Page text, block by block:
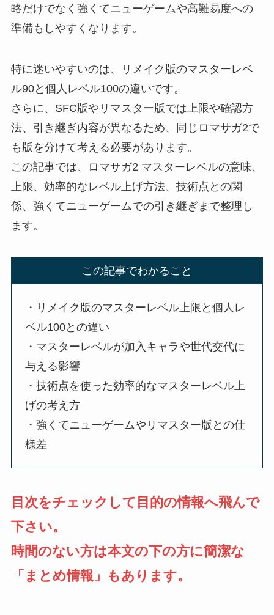
略だけでなく強くてニューゲームや高難易度への
準備もしやすくなります。
特に迷いやすいのは、リメイク版のマスターレベ
ル90と個人レベル100の違いです。
さらに、SFC版やリマスター版では上限や確認方
法、引き継ぎ内容が異なるため、同じロマサガ2で
も版を分けて考える必要があります。
この記事では、ロマサガ2 マスターレベルの意味、
上限、効率的なレベル上げ方法、技術点との関
係、強くてニューゲームでの引き継ぎまで整理し
ます。
この記事でわかること
・リメイク版のマスターレベル上限と個人レ
ベル100との違い
・マスターレベルが加入キャラや世代交代に
与える影響
・技術点を使った効率的なマスターレベル上
げの考え方
・強くてニューゲームやリマスター版との仕
様差
目次をチェックして目的の情報へ飛んで
下さい。
時間のない方は本文の下の方に簡潔な
「まとめ情報」もあります。